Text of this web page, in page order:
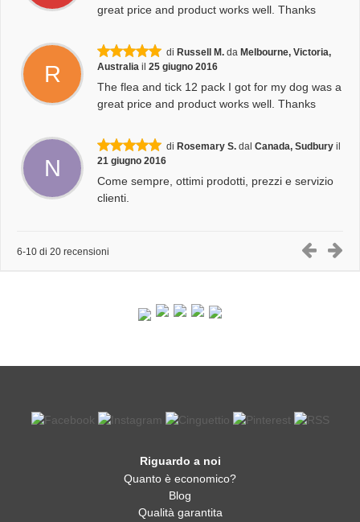
great price and product works well. Thanks
R
di Russell M. da Melbourne, Victoria,
Australia il 25 giugno 2016
The flea and tick 12 pack I got for my dog was a
great price and product works well. Thanks
N
di Rosemary S. dal Canada, Sudbury il
21 giugno 2016
Come sempre, ottimi prodotti, prezzi e servizio
clienti.
6-10 di 20 recensioni
Riguardo a noi
Quanto è economico?
Blog
Qualità garantita